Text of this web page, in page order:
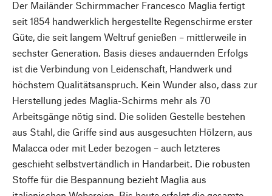
Der Mailänder Schirmmacher Francesco Maglia fertigt
seit 1854 handwerklich hergestellte Regenschirme erster
Güte, die seit langem Weltruf genießen – mittlerweile in
sechster Generation. Basis dieses andauernden Erfolgs
ist die Verbindung von Leidenschaft, Handwerk und
höchstem Qualitätsanspruch. Kein Wunder also, dass zur
Herstellung jedes Maglia-Schirms mehr als 70
Arbeitsgänge nötig sind. Die soliden Gestelle bestehen
aus Stahl, die Griffe sind aus ausgesuchten Hölzern, aus
Malacca oder mit Leder bezogen – auch letzteres
geschieht selbstvertändlich in Handarbeit. Die robusten
Stoffe für die Bespannung bezieht Maglia aus